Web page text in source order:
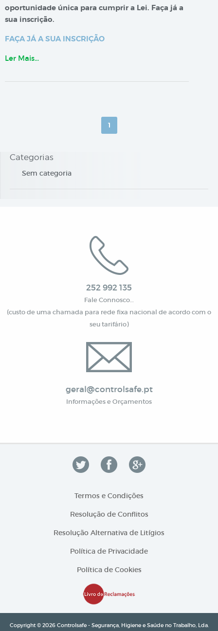
oportunidade única para cumprir a Lei. Faça já a
sua inscrição.
FAÇA JÁ A SUA INSCRIÇÃO
Ler Mais…
1
Categorias
Sem categoria
252 992 135
Fale Connosco…
(custo de uma chamada para rede fixa nacional de acordo com o
seu tarifário)
geral@controlsafe.pt
Informações e Orçamentos
Termos e Condições
Resolução de Conflitos
Resolução Alternativa de Litígios
Política de Privacidade
Política de Cookies
Copyright © 2026 Controlsafe - Segurança, Higiene e Saúde no Trabalho, Lda.